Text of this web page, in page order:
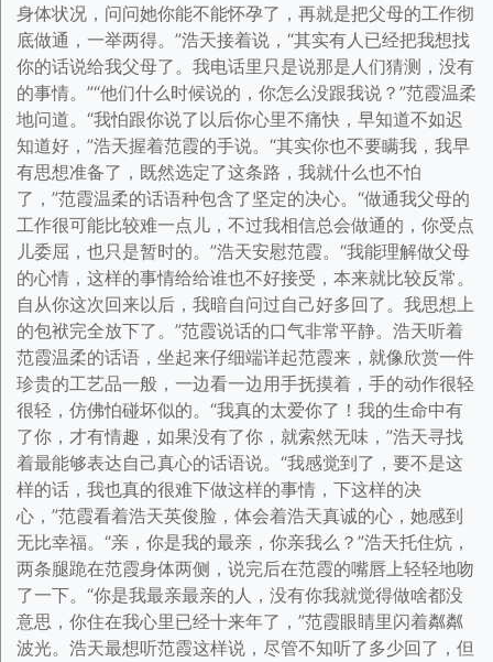
身体状况，问问她你能不能怀孕了，再就是把父母的工作彻
底做通，一举两得。”浩天接着说，“其实有人已经把我想找
你的话说给我父母了。我电话里只是说那是人们猜测，没有
的事情。”“他们什么时候说的，你怎么没跟我说？”范霞温柔
地问道。“我怕跟你说了以后你心里不痛快，早知道不如迟
知道好，”浩天握着范霞的手说。“其实你也不要瞒我，我早
有思想准备了，既然选定了这条路，我就什么也不怕
了，”范霞温柔的话语种包含了坚定的决心。“做通我父母的
工作很可能比较难一点儿，不过我相信总会做通的，你受点
儿委屈，也只是暂时的。”浩天安慰范霞。“我能理解做父母
的心情，这样的事情给给谁也不好接受，本来就比较反常。
自从你这次回来以后，我暗自问过自己好多回了。我思想上
的包袱完全放下了。”范霞说话的口气非常平静。浩天听着
范霞温柔的话语，坐起来仔细端详起范霞来，就像欣赏一件
珍贵的工艺品一般，一边看一边用手抚摸着，手的动作很轻
很轻，仿佛怕碰坏似的。“我真的太爱你了！我的生命中有
了你，才有情趣，如果没有了你，就索然无味，”浩天寻找
着最能够表达自己真心的话语说。“我感觉到了，要不是这
样的话，我也真的很难下做这样的事情，下这样的决
心，”范霞看着浩天英俊脸，体会着浩天真诚的心，她感到
无比幸福。“亲，你是我的最亲，你亲我么？”浩天托住炕，
两条腿跪在范霞身体两侧，说完后在范霞的嘴唇上轻轻地吻
了一下。“你是我最亲最亲的人，没有你我就觉得做啥都没
意思，你住在我心里已经十来年了，”范霞眼睛里闪着粼粼
波光。浩天最想听范霞这样说，尽管不知听了多少回了，但